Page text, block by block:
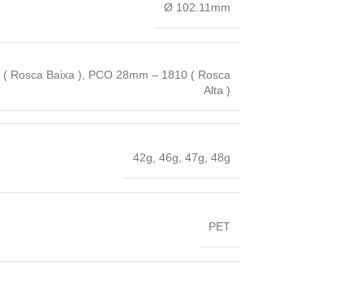
Ø 102.11mm
Rosca Baixa ), PCO 28mm – 1810 ( Rosca
Alta )
42g, 46g, 47g, 48g
PET